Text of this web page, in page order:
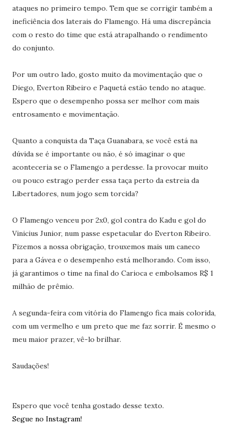
ataques no primeiro tempo. Tem que se corrigir também a
ineficiência dos laterais do Flamengo. Há uma discrepância
com o resto do time que está atrapalhando o rendimento
do conjunto.
Por um outro lado, gosto muito da movimentação que o
Diego, Everton Ribeiro e Paquetá estão tendo no ataque.
Espero que o desempenho possa ser melhor com mais
entrosamento e movimentação.
Quanto a conquista da Taça Guanabara, se você está na
dúvida se é importante ou não, é só imaginar o que
aconteceria se o Flamengo a perdesse. Ia provocar muito
ou pouco estrago perder essa taça perto da estreia da
Libertadores, num jogo sem torcida?
O Flamengo venceu por 2x0, gol contra do Kadu e gol do
Vinicius Junior, num passe espetacular do Everton Ribeiro.
Fizemos a nossa obrigação, trouxemos mais um caneco
para a Gávea e o desempenho está melhorando. Com isso,
já garantimos o time na final do Carioca e embolsamos R$ 1
milhão de prêmio.
A segunda-feira com vitória do Flamengo fica mais colorida,
com um vermelho e um preto que me faz sorrir. É mesmo o
meu maior prazer, vê-lo brilhar.
Saudações!
Espero que você tenha gostado desse texto.
Segue no Instagram!